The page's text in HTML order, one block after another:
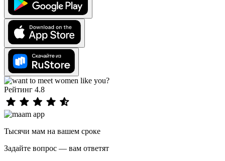
Рейтинг 4.8
Тысячи мам на вашем сроке
Задайте вопрос — вам ответят